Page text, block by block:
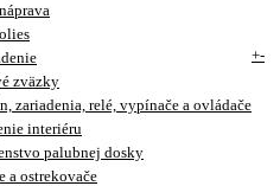
+-
zväzky
zariadenia, relé, vypínače a ovládače
interiéru
palubnej dosky
a ostrekovače